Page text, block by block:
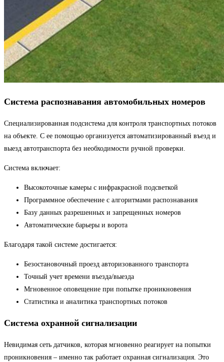
Система распознавания автомобильных номеров
Специализированная подсистема для контроля транспортных потоков
на объекте. С ее помощью организуется автоматизированный въезд и
выезд автотранспорта без необходимости ручной проверки.
Система включает:
Высокоточные камеры с инфракрасной подсветкой
Программное обеспечение с алгоритмами распознавания
Базу данных разрешенных и запрещенных номеров
Автоматические барьеры и ворота
Благодаря такой системе достигается:
Безостановочный проезд авторизованного транспорта
Точный учет времени въезда/выезда
Мгновенное оповещение при попытке проникновения
Статистика и аналитика транспортных потоков
Система охранной сигнализации
Невидимая сеть датчиков, которая мгновенно реагирует на попытки
проникновения – именно так работает охранная сигнализация. Это